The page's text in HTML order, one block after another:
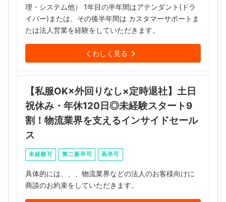
理・システム他） 1年目の半年間はアテンダント(ドラ
イバー)または、その後半年間は カスタマーサポートま
たは法人営業を経験をしていただきます。
くわしく見る
【私服OK×外回りなし×定時退社】土日
祝休み・年休120日◎未経験スタート9
割！物流業界を支えるインサイドセール
ス
未経験可 第二新卒可 高卒可
具体的には、、、物流業界などの法人のお客様向けに
商談のお約束をしていただきます。